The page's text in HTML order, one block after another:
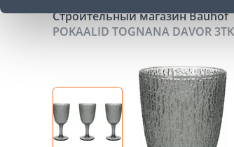
Строительный магазин Bauhof
POKAALID TOGNANA DAVOR